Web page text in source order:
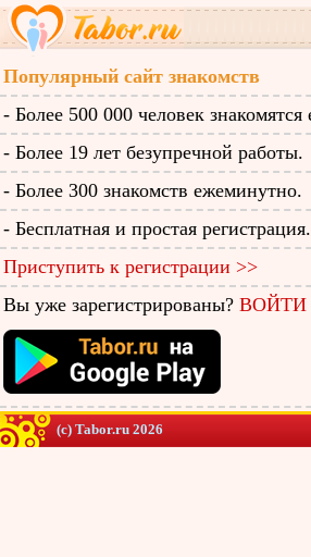
Популярный сайт знакомств
- Более 500 000 человек знакомятся
- Более 19 лет безупречной работы.
- Более 300 знакомств ежеминутно.
- Бесплатная и простая регистрация.
Приступить к регистрации >>
Вы уже зарегистрированы? ВОЙТИ
(c) Tabor.ru 2026